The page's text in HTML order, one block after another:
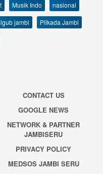
Musik Indo
nasional
jambi
Pilkada Jambi
CONTACT US
GOOGLE NEWS
NETWORK & PARTNER
JAMBISERU
PRIVACY POLICY
MEDSOS JAMBI SERU